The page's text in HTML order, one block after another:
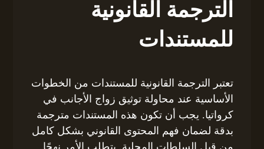
الترجمة القانونية
للمستندات
تعتبر الترجمة القانونية للمستندات من الخطوات
الأساسية عند محاولة توثيق زواج الأجانب في
كرواتيا. يجب أن تكون هذه المستندات مترجمة
بدقة لضمان فهم المحتوى القانوني بشكل كامل
من قبل السلطات المحلية. يتطلب الأمر نهجًا